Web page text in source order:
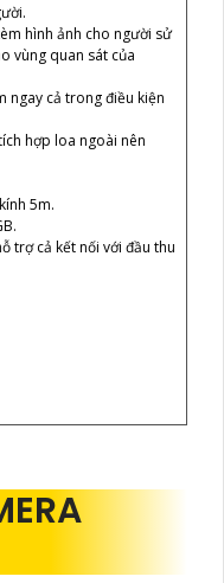
hình ảnh cho người sử
vùng quan sát của
ngay cả trong điều kiện
hợp loa ngoài nên
5m.
trợ cả kết nối với đầu thu